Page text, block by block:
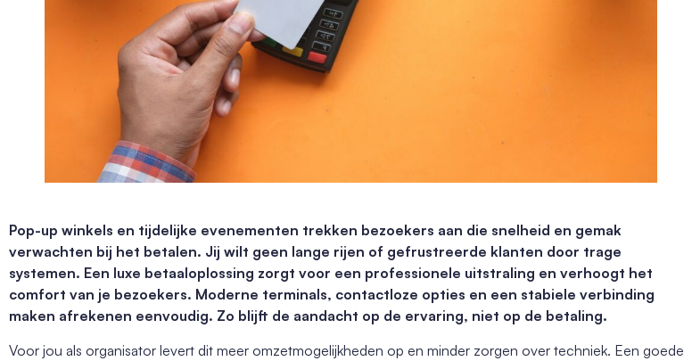
Pop-up winkels en tijdelijke evenementen trekken bezoekers aan die snelheid en gemak
verwachten bij het betalen. Jij wilt geen lange rijen of gefrustreerde klanten door trage
systemen. Een luxe betaaloplossing zorgt voor een professionele uitstraling en verhoogt het
comfort van je bezoekers. Moderne terminals, contactloze opties en een stabiele verbinding
maken afrekenen eenvoudig. Zo blijft de aandacht op de ervaring, niet op de betaling.
Voor jou als organisator levert dit meer omzetmogelijkheden op en minder zorgen over techniek. Een goede